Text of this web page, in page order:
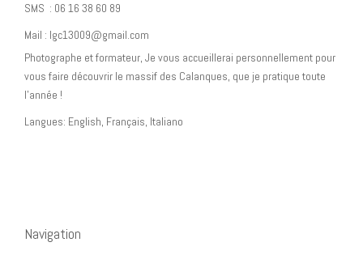
SMS : 06 16 38 60 89
Mail : lgc13009@gmail.com
Photographe et formateur, Je vous accueillerai personnellement pour
vous faire découvrir le massif des Calanques, que je pratique toute
l’année !
Langues: English, Français, Italiano
Navigation